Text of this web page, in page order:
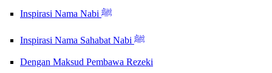
Inspirasi Nama Nabi ﷺ
Inspirasi Nama Sahabat Nabi ﷺ
Dengan Maksud Pembawa Rezeki